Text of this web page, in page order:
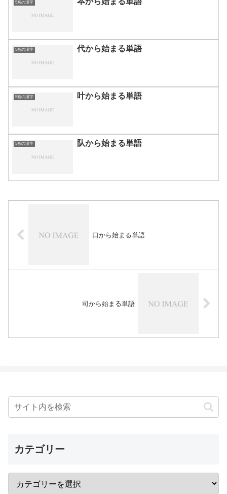
5画の漢字
5画の漢字 代から始まる単語
5画の漢字 叶から始まる単語
5画の漢字 队から始まる単語
口から始まる単語
司から始まる単語
カテゴリー